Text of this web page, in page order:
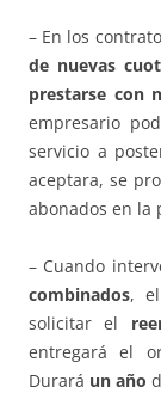
– En los
de nuevas
prestarse con
empresario
servicio a
aceptara, se
abonados en la
– Cuando
combinados,
solicitar el
entregará el
Durará un año